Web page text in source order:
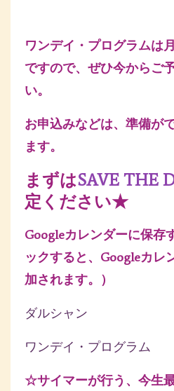
ワンデイ・プログラムは
ですので、ぜひ今からご
い。
お申込みなどは、準備が
ます。
まずはSAVE THE
定ください★
Googleカレンダーに保存
ックすると、Googleカレ
加されます。）
ダルシャン
ワンデイ・プログラム
☆サイマーが行う、今生